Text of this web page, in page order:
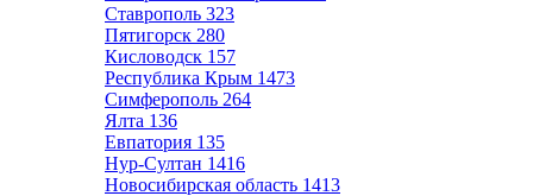
Ставрополь 323
Пятигорск 280
Кисловодск 157
Республика Крым 1473
Симферополь 264
Ялта 136
Евпатория 135
Нур-Султан 1416
Новосибирская область 1413